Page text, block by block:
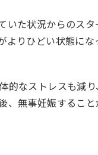
た状況からのスタ
りひどい状態にな
的なストレスも減
無事妊娠すること